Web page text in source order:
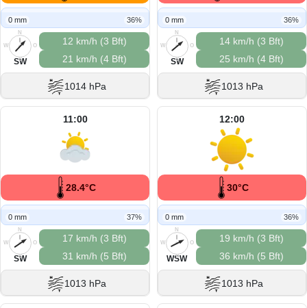
0 mm 36%
N
O
S
W
SW
12 km/h (3 Bft)
21 km/h (4 Bft)
1014 hPa
0 mm 36%
N
O
S
W
SW
14 km/h (3 Bft)
25 km/h (4 Bft)
1013 hPa
11:00
28.4°C
0 mm 37%
N
O
S
W
SW
17 km/h (3 Bft)
31 km/h (5 Bft)
1013 hPa
12:00
30°C
0 mm 36%
N
O
S
W
WSW
19 km/h (3 Bft)
36 km/h (5 Bft)
1013 hPa